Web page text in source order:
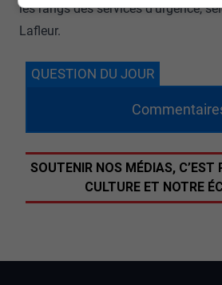
les rangs des services d’urgence,
Lafleur.
QUESTION DU JOUR
SOUTENIR NOS MÉDIAS, C’EST
CULTURE ET NOTRE